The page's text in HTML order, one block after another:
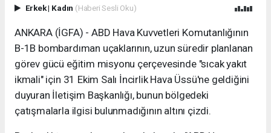
Erkek| Kadın (Haberi Sesli Oku)
ANKARA (İGFA) - ABD Hava Kuvvetleri Komutanlığının
B-1B bombardıman uçaklarının, uzun süredir planlanan
görev gücü eğitim misyonu çerçevesinde "sıcak yakıt
ikmali" için 31 Ekim Salı İncirlik Hava Üssü'ne geldiğini
duyuran İletişim Başkanlığı, bunun bölgedeki
çatışmalarla ilgisi bulunmadığının altını çizdi.